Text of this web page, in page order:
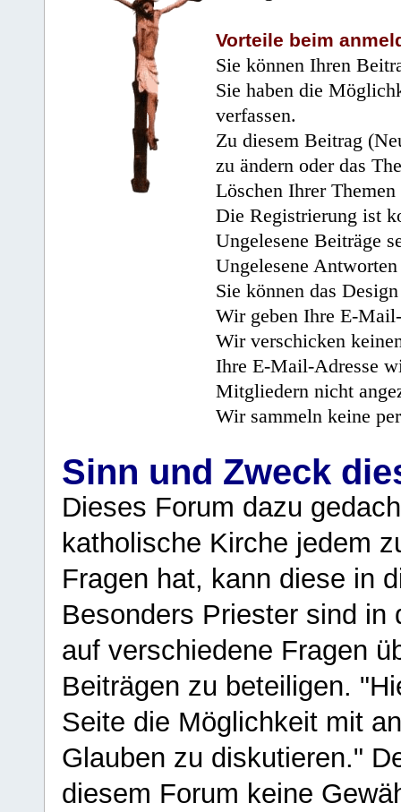
Vorteile beim
Sie können Ihren
Sie haben die
verfassen.
Zu diesem Beitrag
zu ändern oder das
Löschen Ihrer
Die Registrierung ist
Ungelesene Beiträge
Ungelesene
Sie können das
Wir geben Ihre E-
Wir verschicken
Ihre E-Mail-Adresse
Mitgliedern nicht
Wir sammeln keine
Sinn und Zweck
Dieses Forum dazu
katholische Kirche jedem
Fragen hat, kann diese in
Besonders Priester sind in
auf verschiedene Fragen
Beiträgen zu beteiligen.
Seite die Möglichkeit mit
Glauben zu diskutieren."
diesem Forum keine